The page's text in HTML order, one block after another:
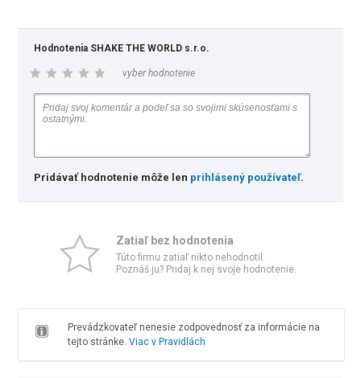
Hodnotenia SHAKE THE WORLD s.r.o.
vyber hodnotenie
Pridávať hodnotenie môže len prihlásený používateľ.
Zatiaľ bez hodnotenia
Túto firmu zatiaľ nikto nehodnotil.
Poznáš ju? Pridaj k nej svoje hodnotenie.
Prevádzkovateľ nenesie zodpovednosť za informácie na
tejto stránke. Viac v Pravidlách